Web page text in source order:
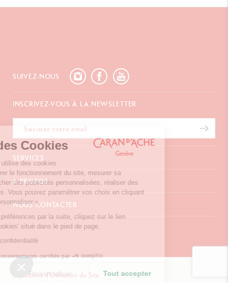
Gestion des Cookies
Notre site internet utilise des cookies
permettant d’assurer le fonctionnement du site, mesurer sa
fréquentation, afficher des publicités personnalisées, réaliser des
campagnes ciblées. Vous pouvez paramétrer vos choix en cliquant
sur le bouton « Personnaliser ».
Pour modifier vos préférences par la suite, cliquez sur le lien
'Préférences de cookies' situé dans le pied de page.
Lire la politique de confidentialité
Consentements certifiés par
Tout refuser Personnaliser
SUIVEZ-NOUS
INSCRIVEZ-VOUS À LA NEWSLETTER
SERVICES
E-Carte Cadeau
Paiements
Livraison
Retours
Emballages Cadeaux
Cadeaux d'affaires
Extension de garantie
A PROPOS
FAQ
Points de vente
Inspiration
Carrières
NOUS CONTACTER
Chemin du Foron 19
CH-1226 Thônex-Genève
Suisse
+41 (0)848 558 558
Conditions d'Utilisation du Site